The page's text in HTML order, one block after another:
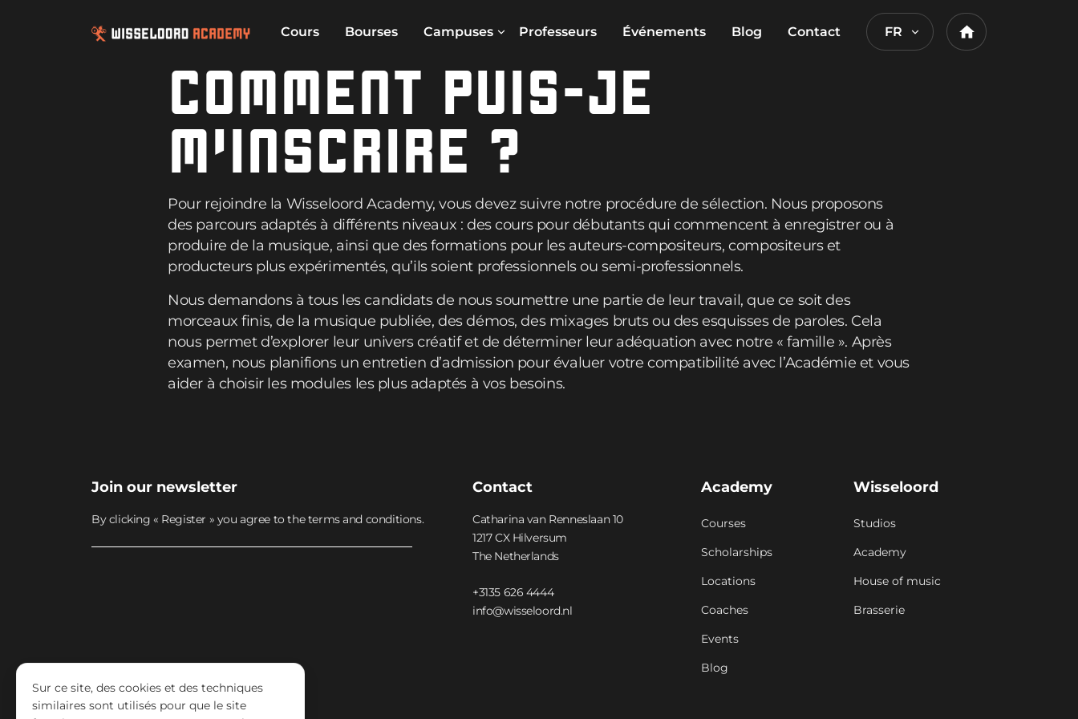
Cours Bourses Campuses Professeurs Événements Blog Contact FR Home
COMMENT PUIS-JE
M’INSCRIRE ?
Pour rejoindre la Wisseloord Academy, vous devez suivre notre procédure de sélection. Nous proposons
des parcours adaptés à différents niveaux : des cours pour débutants qui commencent à enregistrer ou à
produire de la musique, ainsi que des formations pour les auteurs-compositeurs, compositeurs et
producteurs plus expérimentés, qu’ils soient professionnels ou semi-professionnels.
Nous demandons à tous les candidats de nous soumettre une partie de leur travail, que ce soit des
morceaux finis, de la musique publiée, des démos, des mixages bruts ou des esquisses de paroles. Cela
nous permet d’explorer leur univers créatif et de déterminer leur adéquation avec notre « famille ». Après
examen, nous planifions un entretien d’admission pour évaluer votre compatibilité avec l’Académie et vous
aider à choisir les modules les plus adaptés à vos besoins.
Join our newsletter
By clicking « Register » you agree to the terms and conditions.
Contact
Catharina van Renneslaan 10
1217 CX Hilversum
The Netherlands
+3135 626 4444
info@wisseloord.nl
Academy
Courses
Scholarships
Locations
Coaches
Events
Blog
Wisseloord
Studios
Academy
House of music
Brasserie
Sur ce site, des cookies et des techniques
similaires sont utilisés pour que le site